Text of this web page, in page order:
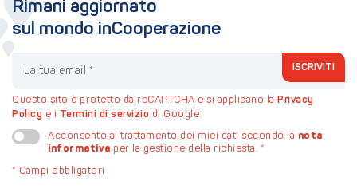
Rimani aggiornato
sul mondo inCooperazione
ISCRIVITI
Questo sito è protetto da reCAPTCHA e si applicano la Privacy
Policy e i Termini di servizio di Google.
Acconsento al trattamento dei miei dati secondo la nota
informativa per la gestione della richiesta. *
* Campi obbligatori